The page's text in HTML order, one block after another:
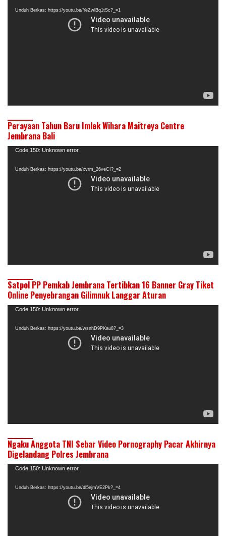
Unduh Berkas: https://youtu.be/YeZwlBq1tSc?_=1
Perayaan Tahun Baru Imlek Wihara Maitreya Centre
Jembrana Bali
Pemutar
Code 150: Unknown error.
Unduh Berkas: https://youtu.be/xvrm_26veCI?_=2
Satpol PP Pemkab Jembrana Tertibkan 16 Banner Gray Tiket
Online Penyebrangan Gilimnuk Langgar Aturan
Pemutar
Code 150: Unknown error.
Unduh Berkas: https://youtu.be/wsnhD9PKau8?_=3
Ngaku Anggota TNI Sebar Video Pornography Pacar Akhirnya
Digelandang Polres Jembrana
Pemutar
Code 150: Unknown error.
Unduh Berkas: https://youtu.be/dl5ejmVE2Pk?_=4